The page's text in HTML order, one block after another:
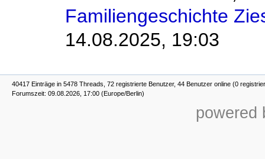
Familiengeschichte
14.08.2025, 19:03
40417 Einträge in 5478 Threads, 72 registrierte Benutzer, 44 Benutzer online (0
Forumszeit: 09.08.2026, 17:00 (Europe/Berlin)
powered